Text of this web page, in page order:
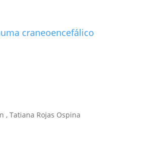
craneoencefálico
, Tatiana Rojas Ospina